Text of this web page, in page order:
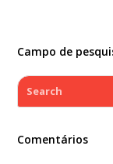
Campo de
Search
Comentários